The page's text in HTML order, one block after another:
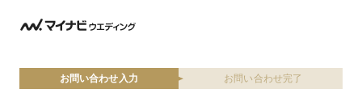
お問い合わせ入力 お問い合わせ完了